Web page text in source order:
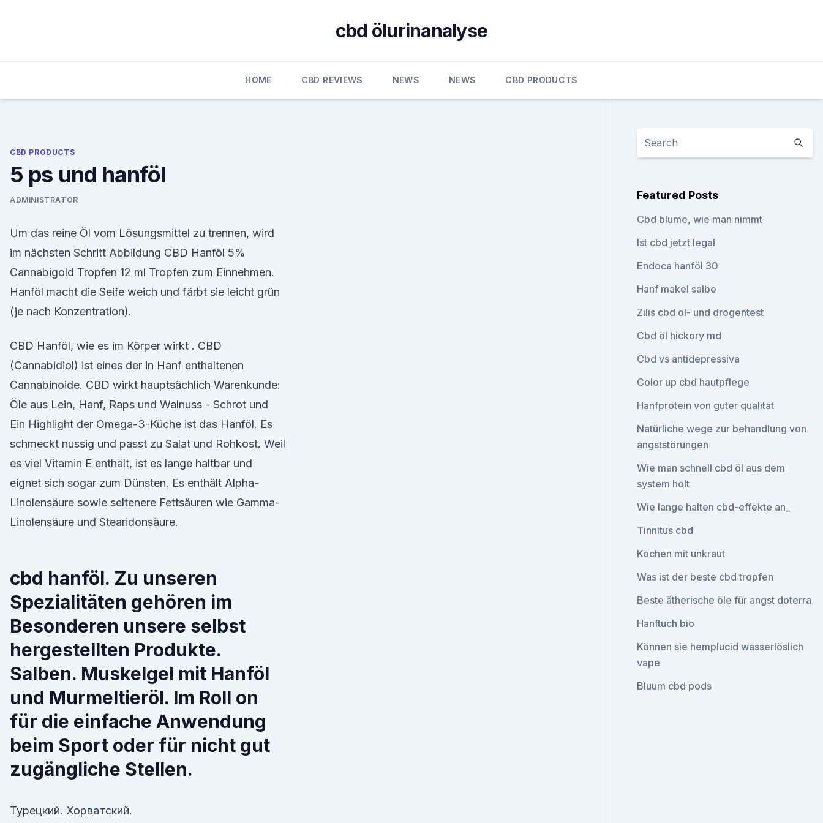
cbd ölurinanalyse
HOME CBD REVIEWS NEWS NEWS CBD PRODUCTS
CBD PRODUCTS
5 ps und hanföl
ADMINISTRATOR
Um das reine Öl vom Lösungsmittel zu trennen, wird
im nächsten Schritt Abbildung CBD Hanföl 5%
Cannabigold Tropfen 12 ml Tropfen zum Einnehmen.
Hanföl macht die Seife weich und färbt sie leicht grün
(je nach Konzentration).
CBD Hanföl, wie es im Körper wirkt . CBD
(Cannabidiol) ist eines der in Hanf enthaltenen
Cannabinoide. CBD wirkt hauptsächlich Warenkunde:
Öle aus Lein, Hanf, Raps und Walnuss - Schrot und
Ein Highlight der Omega-3-Küche ist das Hanföl. Es
schmeckt nussig und passt zu Salat und Rohkost. Weil
es viel Vitamin E enthält, ist es lange haltbar und
eignet sich sogar zum Dünsten. Es enthält Alpha-
Linolensäure sowie seltenere Fettsäuren wie Gamma-
Linolensäure und Stearidonsäure.
cbd hanföl. Zu unseren
Spezialitäten gehören im
Besonderen unsere selbst
hergestellten Produkte.
Salben. Muskelgel mit Hanföl
und Murmeltieröl. Im Roll on
für die einfache Anwendung
beim Sport oder für nicht gut
zugängliche Stellen.
Турецкий. Хорватский.
Featured Posts
Cbd blume, wie man nimmt
Ist cbd jetzt legal
Endoca hanföl 30
Hanf makel salbe
Zilis cbd öl- und drogentest
Cbd öl hickory md
Cbd vs antidepressiva
Color up cbd hautpflege
Hanfprotein von guter qualität
Natürliche wege zur behandlung von
angststörungen
Wie man schnell cbd öl aus dem
system holt
Wie lange halten cbd-effekte an_
Tinnitus cbd
Kochen mit unkraut
Was ist der beste cbd tropfen
Beste ätherische öle für angst doterra
Hanftuch bio
Können sie hemplucid wasserlöslich
vape
Bluum cbd pods